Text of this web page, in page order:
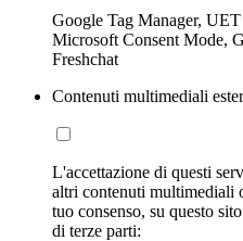
Google Tag Manager,
Microsoft Consent Mode,
Freshchat
Contenuti multimediali
L'accettazione di questi
altri contenuti multimediali
tuo consenso, su questo
di terze parti: